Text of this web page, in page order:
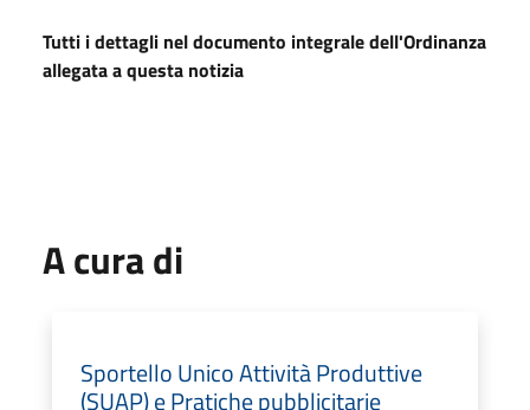
Tutti i dettagli nel documento integrale dell'Ordinanza
allegata a questa notizia
A cura di
Sportello Unico Attività Produttive
(SUAP) e Pratiche pubblicitarie